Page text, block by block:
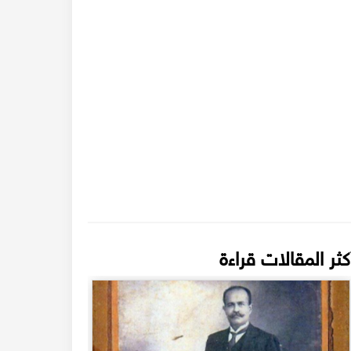
المقالات قراءة